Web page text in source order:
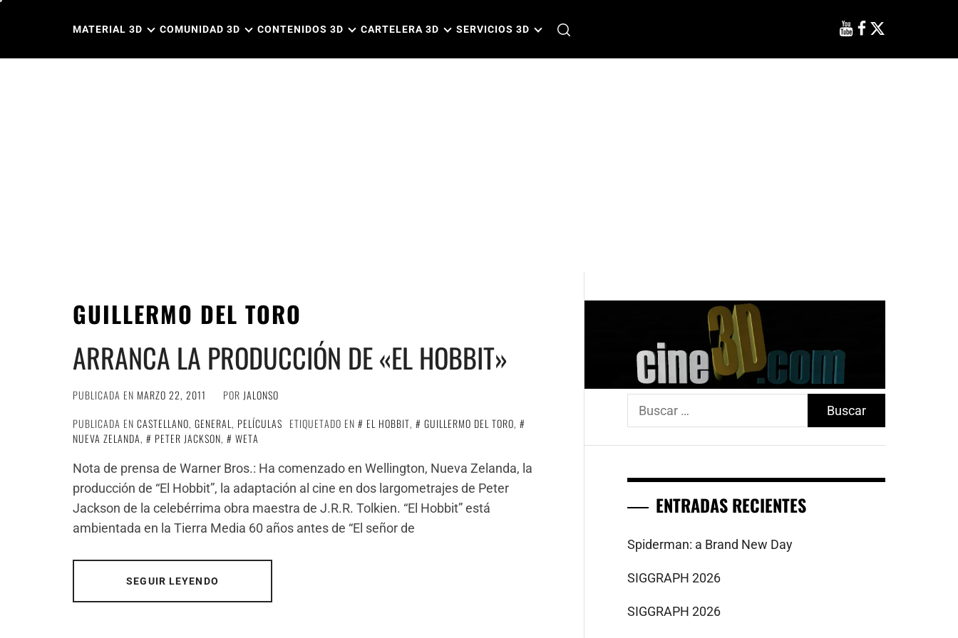
MATERIAL 3D COMUNIDAD 3D CONTENIDOS 3D CARTELERA 3D SERVICIOS 3D
GUILLERMO DEL TORO
ARRANCA LA PRODUCCIÓN DE «EL HOBBIT»
PUBLICADA EN MARZO 22, 2011 POR JALONSO
PUBLICADA EN CASTELLANO, GENERAL, PELÍCULAS ETIQUETADO EN EL HOBBIT, GUILLERMO DEL TORO,
NUEVA ZELANDA, PETER JACKSON,
WETA
Nota de prensa de Warner Bros.: Ha comenzado en Wellington, Nueva Zelanda, la
producción de “El Hobbit”, la adaptación al cine en dos largometrajes de Peter
Jackson de la celebérrima obra maestra de J.R.R. Tolkien. “El Hobbit” está
ambientada en la Tierra Media 60 años antes de “El señor de
SEGUIR LEYENDO
Buscar:
ENTRADAS RECIENTES
Spiderman: a Brand New Day
SIGGRAPH 2026
SIGGRAPH 2026